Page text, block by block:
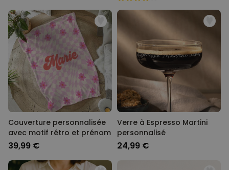
Couverture personnalisée
avec motif rétro et prénom
39,99 €
Verre à Espresso Martini
personnalisé
24,99 €